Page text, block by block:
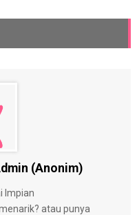
(Anonim)
Impian
atau punya